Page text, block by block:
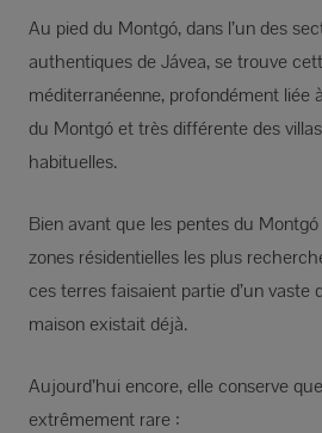
Au pied du Montgó, dans l’un des
authentiques de Jávea, se trouve
méditerranéenne, profondément liée
du Montgó et très différente des
habituelles.
Bien avant que les pentes du
zones résidentielles les plus
ces terres faisaient partie d’un vaste
maison existait déjà.
Aujourd’hui encore, elle conserve
extrêmement rare :